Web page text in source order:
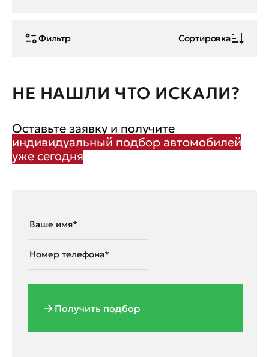
Фильтр Сортировка
НЕ НАШЛИ ЧТО ИСКАЛИ?
Оставьте заявку и получите
индивидуальный подбор автомобилей
уже сегодня
Получить подбор